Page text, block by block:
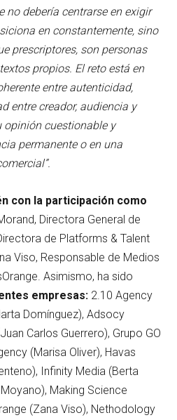
no debería centrarse en exigir
en constantemente, sino
prescriptores, son personas
propios. El reto está en
entre autenticidad,
entre creador, audiencia y
opinión cuestionable y
permanente o en una
con la participación como
Directora General de
de Platforms & Talent
Viso, Responsable de Medios
Asimismo, ha sido
empresas: 2.10 Agency
Domínguez), Adsocy
Carlos Guerrero), Grupo GO
(Marisa Oliver), Havas
Infinity Media (Berta
Making Science
(Zana Viso), Nethodology